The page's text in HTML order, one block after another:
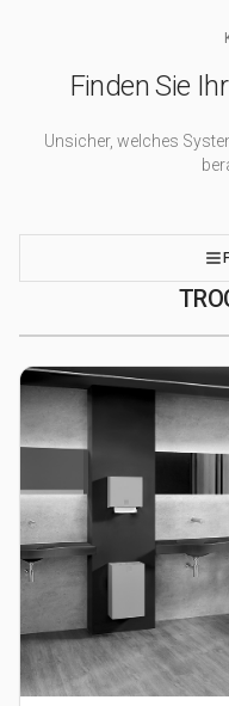
Finden Sie
Unsicher, welches